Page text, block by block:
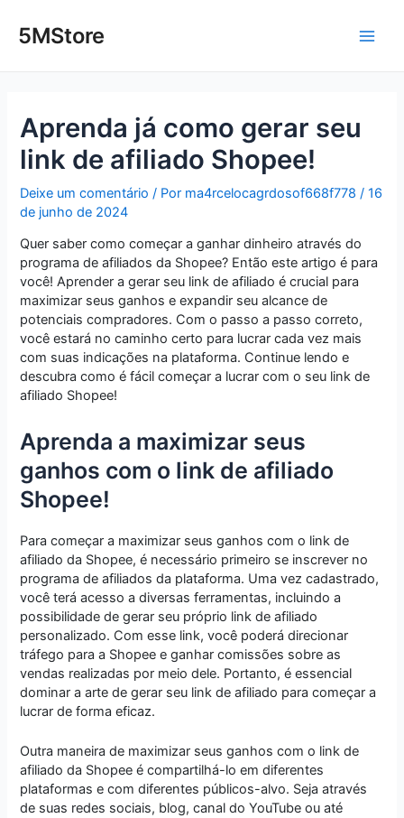
para5MStore
Aprenda já como gerar seu
link de afiliado Shopee!
Deixe um comentário / Por ma4rcelocagrdosof668f778/16
de junho de 2024
Quer saber como começar a ganhar dinheiro através do
programa de afiliados da Shopee? Então este artigo é para
você! Aprender a gerar seu link de afiliado é crucial para
maximizar seus ganhos e expandir seu alcance de
potenciais compradores. Com o passo a passo correto,
você estará no caminho certo para lucrar cada vez mais
com suas indicações na plataforma. Continue lendo e
descubra como é fácil começar a lucrar com o seu link de
afiliado Shopee!
Aprenda a maximizar seus
ganhos com o link de afiliado
Shopee!
Para começar a maximizar seus ganhos com o link de
afiliado da Shopee, é necessário primeiro se inscrever no
programa de afiliados da plataforma. Uma vez cadastrado,
você terá acesso a diversas ferramentas, incluindo a
possibilidade de gerar seu próprio link de afiliado
personalizado. Com esse link, você poderá direcionar
tráfego para a Shopee e ganhar comissões sobre as
vendas realizadas por meio dele. Portanto, é essencial
dominar a arte de gerar seu link de afiliado para começar a
lucrar de forma eficaz.
Outra maneira de maximizar seus ganhos com o link de
afiliado da Shopee é compartilhá-lo em diferentes
plataformas e com diferentes públicos-alvo. Seja através
de suas redes sociais, blog, canal do YouTube ou até
navigation